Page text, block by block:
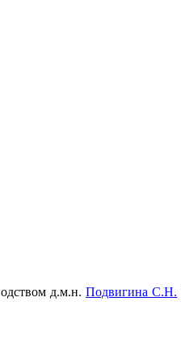
д.м.н.Подвигина С.Н.